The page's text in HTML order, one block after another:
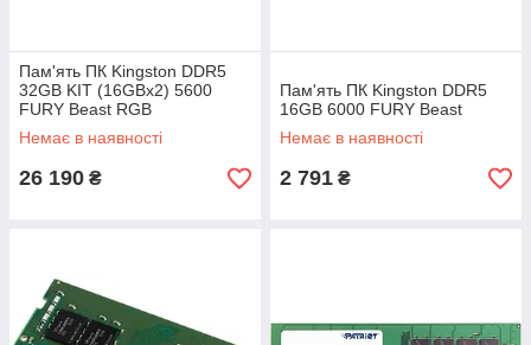
Пам'ять ПК Kingston DDR5
32GB KIT (16GBx2) 5600
FURY Beast RGB
Немає в наявності
26 190 ₴
Пам'ять ПК Kingston DDR5
16GB 6000 FURY Beast
Немає в наявності
2 791 ₴